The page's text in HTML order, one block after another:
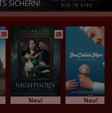
2D 2D
Neu! Neu!